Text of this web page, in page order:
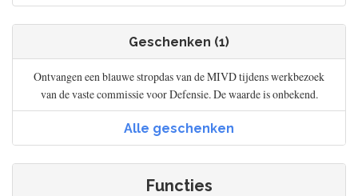
Geschenken (1)
Ontvangen een blauwe stropdas van de MIVD tijdens werkbezoek
van de vaste commissie voor Defensie. De waarde is onbekend.
Alle geschenken
Functies